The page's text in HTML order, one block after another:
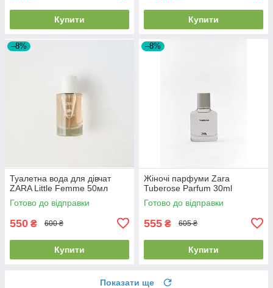
Купити Купити
–8%
Туалетна вода для дівчат
ZARA Little Femme 50мл
Готово до відправки
550 ₴ 600 ₴
Купити
–8%
Жіночі парфуми Zara
Tuberose Parfum 30ml
Готово до відправки
555 ₴ 605 ₴
Купити
Показати ще